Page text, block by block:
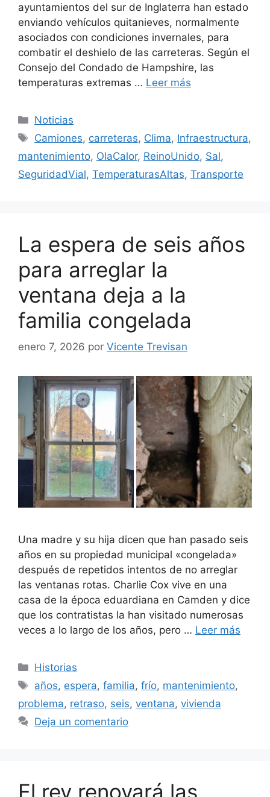
ayuntamientos del sur de Inglaterra han estado
enviando vehículos quitanieves, normalmente
asociados con condiciones invernales, para
combatir el deshielo de las carreteras. Según el
Consejo del Condado de Hampshire, las
temperaturas extremas … Leer más
Categorías
Noticias
Etiquetas
Camiones, carreteras, Clima, Infraestructura,
mantenimiento, OlaCalor, ReinoUnido, Sal,
SeguridadVial, TemperaturasAltas, Transporte
La espera de seis años
para arreglar la
ventana deja a la
familia congelada
enero 7, 2026 por Vicente Trevisan
Una madre y su hija dicen que han pasado seis
años en su propiedad municipal «congelada»
después de repetidos intentos de no arreglar
las ventanas rotas. Charlie Cox vive en una
casa de la época eduardiana en Camden y dice
que los contratistas la han visitado numerosas
veces a lo largo de los años, pero … Leer más
Categorías
Historias
Etiquetas
años, espera,familia,frío, mantenimiento,
problema, retraso, seis, ventana, vivienda
Deja un comentario
El rey renovará las